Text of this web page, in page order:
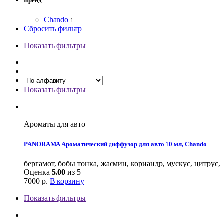
Chando 1
Сбросить фильтр
Показать фильтры
Показать фильтры
Ароматы для авто
PANORAMA Ароматический диффузор для авто 10 мл, Chando
бергамот, бобы тонка, жасмин, кориандр, мускус, цитрус,
Оценка 5.00 из 5
7000 р. В корзину
Показать фильтры